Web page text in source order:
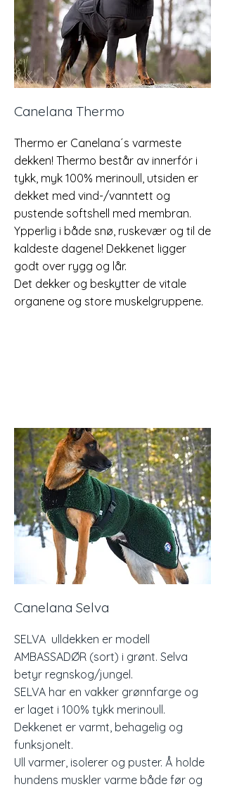
Canelana Thermo
Thermo er Canelana´s varmeste
dekken! Thermo består av innerfór i
tykk, myk 100% merinoull, utsiden er
dekket med vind-/vanntett og
pustende softshell med membran.
Ypperlig i både snø, ruskevær og til de
kaldeste dagene! Dekkenet ligger
godt over rygg og lår.
Det dekker og beskytter de vitale
organene og store muskelgruppene.
Canelana Selva
SELVA ulldekken er modell
AMBASSADØR (sort) i grønt. Selva
betyr regnskog/jungel.
SELVA har en vakker grønnfarge og
er laget i 100% tykk merinoull.
Dekkenet er varmt, behagelig og
funksjonelt.
Ull varmer, isolerer og puster. Å holde
hundens muskler varme både før og